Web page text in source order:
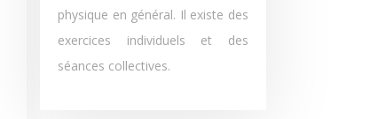
physique en général. Il existe des
exercices individuels et des
séances collectives.